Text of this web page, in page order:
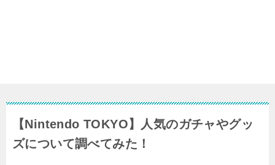
【Nintendo TOKYO】人気のガチャやグッ
ズについて調べてみた！